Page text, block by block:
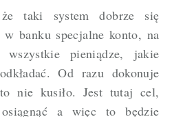
taki system dobrze się
w banku specjalne konto, na
wszystkie pieniądze, jakie
Od razu dokonuje
nie kusiło. Jest tutaj cel,
a więc to będzie